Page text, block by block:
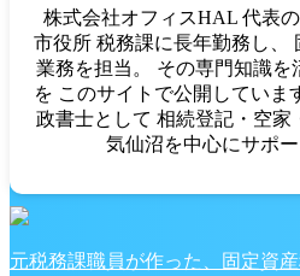
株式会社オフィスHAL 代表
市役所 税務課に長年勤務し、
業務を担当。 その専門知識を
を このサイトで公開していま
政書士として 相続登記・空家
気仙沼を中心にサポー
元税務課職員が作った、固定資